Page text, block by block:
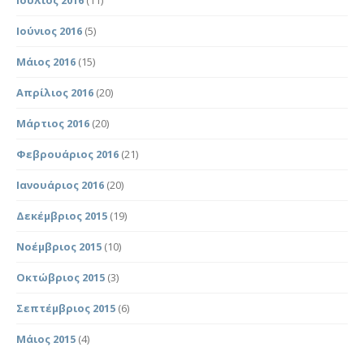
Ιούνιος 2016 (5)
Μάιος 2016 (15)
Απρίλιος 2016 (20)
Μάρτιος 2016 (20)
Φεβρουάριος 2016 (21)
Ιανουάριος 2016 (20)
Δεκέμβριος 2015 (19)
Νοέμβριος 2015 (10)
Οκτώβριος 2015 (3)
Σεπτέμβριος 2015 (6)
Μάιος 2015 (4)